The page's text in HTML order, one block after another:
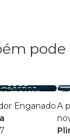
pode
EnganadoA